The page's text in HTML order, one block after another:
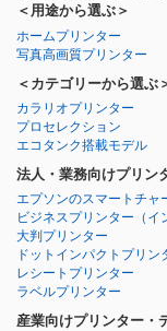
＜用途から選ぶ＞
ホームプリンター
写真高画質プリンター
＜カテゴリーから選ぶ
カラリオプリンター
プロセレクション
エコタンク搭載モデル
法人・業務向けプリン
エプソンのスマートチャ
ビジネスプリンター （
大判プリンター
ドットインパクトプリン
レシートプリンター
ラベルプリンター
産業向けプリンター・